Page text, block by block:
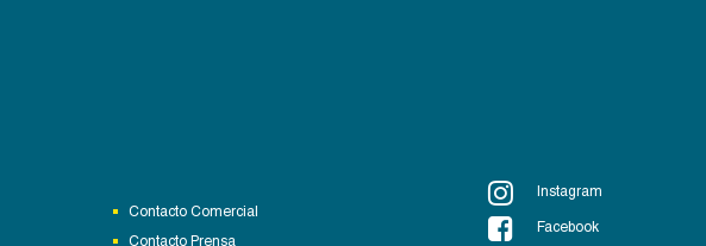
Contacto Comercial
Contacto Prensa
Instagram
Facebook